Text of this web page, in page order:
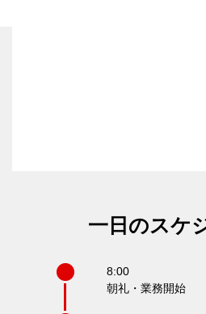
一日のスケ
8:00
朝礼・業務開始